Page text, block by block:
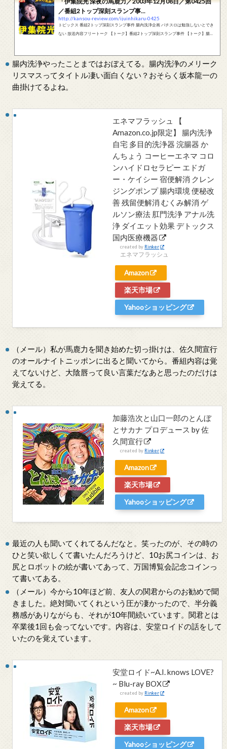
／番組2トップ深刻スランプ事...
http://kansou-review.com/ijuinhikaru-0425
トピックス 番組2トップ深刻スランプ事件 腸内洗浄企画 パチスロは勉強しないとでき
ない 放送内容フリートーク 【トーク】番組2トップ深刻スランプ事件 【トーク】腸内
トールが音頭芸人としてノリノリ ディレイでいってみよう珍文系。複数の珍文をつな
げ、やまびこのように音声を加工する「ディレイ」や再生速度や音程の変更等を加え
て...
腸内洗浄やったことまではおぼえてる。腸内洗浄のメリーク
リスマスってタイトル凄い面白くない？おそらく坂本龍一の
曲掛けてるよね。
エネマフラッシュ 【
Amazon.co.jp限定】 腸内洗浄
自宅 多目的洗浄器 浣腸器 か
んちょう コーヒーエネマ コロ
ンハイドロセラピー エドガ
ー・ケイシー 宿便解消 クレン
ジングポンプ 腸内環境 便秘改
善 残留便解消 むくみ解消 ゲ
ルソン療法 肛門洗浄 アナル洗
浄 ダイエット効果 デトックス
国内医療機器
created by Rinker
エネマフラッシュ
Amazon
楽天市場
Yahooショッピング
（メール）私が馬鹿力を聞き始めた切っ掛けは、佐久間宣行
のオールナイトニッポンに出ると聞いてから。番組内容は覚
えてないけど、大陰唇って良い言葉だなあと思ったのだけは
覚えてる。
加藤浩次と山口一郎のとんぼ
とサカナ プロデュース by 佐
久間宣行
created by Rinker
Amazon
楽天市場
Yahooショッピング
最近の人も聞いてくれてるんだなと。笑ったのが、その時の
ひと笑い欲しくて書いたんだろうけど、10お尻コインは、お
尻とロボットの絵が書いてあって、万国博覧会記念コインっ
て書いてある。
（メール）今から10年ほど前、友人の関君からのお勧めで聞
きました。絶対聞いてくれという圧が凄かったので、半分義
務感がありながらも、それが10年間続いています。関君とは
卒業後1回も会ってないです。内容は、安堂ロイドの話をして
いたのを覚えています。
安堂ロイド~A.I. knows LOVE?
~ Blu-ray BOX
created by Rinker
Amazon
楽天市場
Yahooショッピング